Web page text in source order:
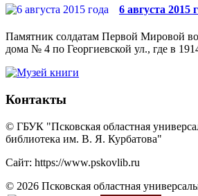
6 августа 2015
Памятник солдатам Первой Мировой
дома № 4 по Георгиевской ул., где в
Контакты
© ГБУК "Псковская областная
библиотека им. В. Я. Курбатова"
Сайт: https://www.pskovlib.ru
© 2026 Псковская областная